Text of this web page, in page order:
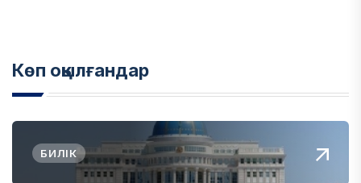
Көп оқылғандар
БИЛІК